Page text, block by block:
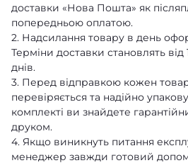
доставки «Нова Пошта» як
попередньою оплатою.
2. Надсилання товару в день
Терміни доставки становлять від
днів.
3. Перед відправкою кожен
перевіряється та надійно
комплекті ви знайдете
друком.
4. Якщо виникнуть питання
менеджер завжди готовий